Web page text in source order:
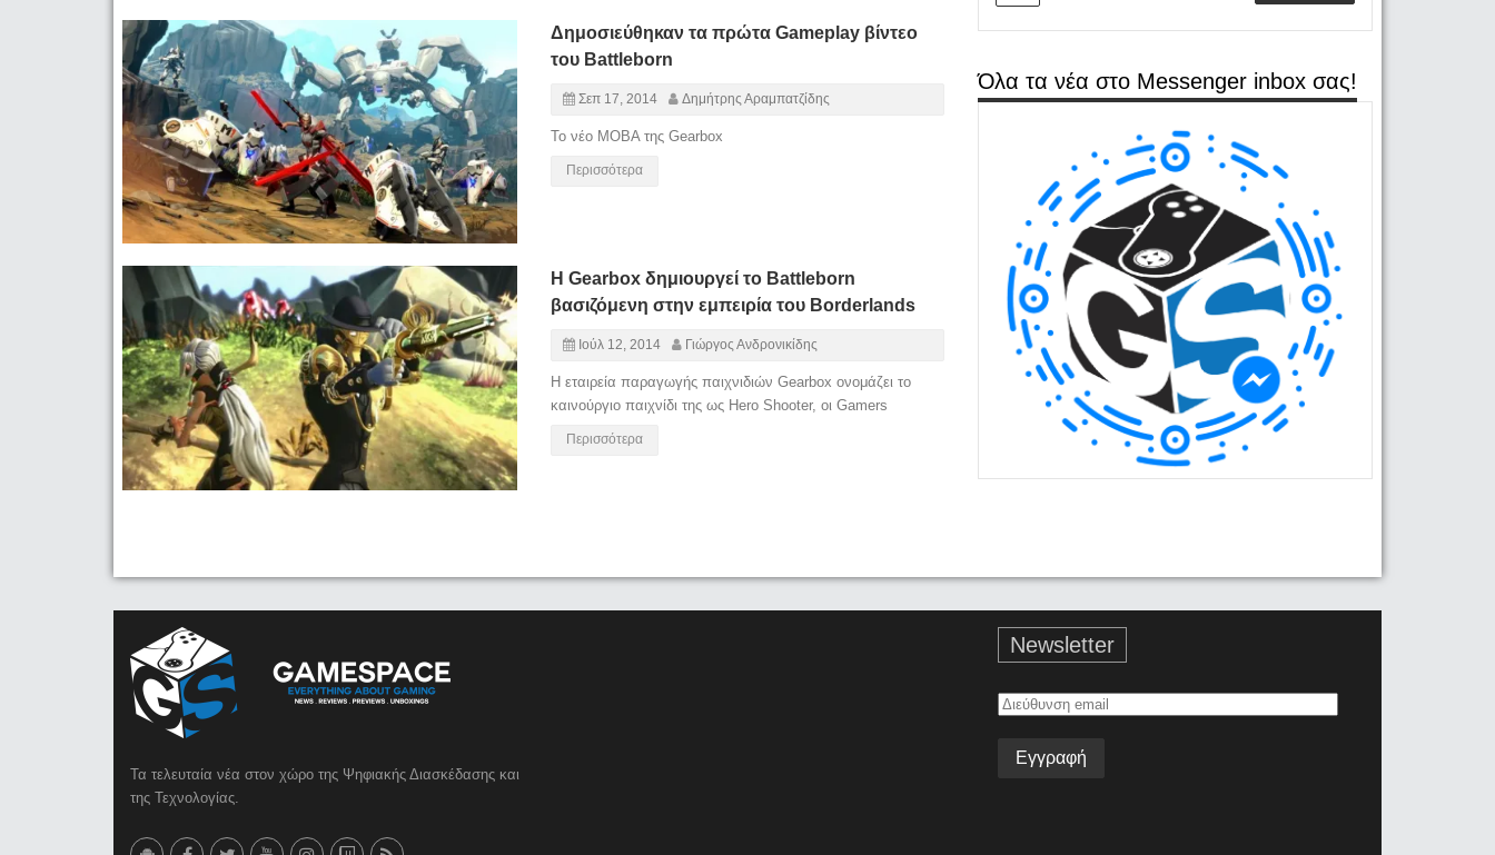
Δημοσιεύθηκαν τα πρώτα Gameplay βίντεο
του Battleborn
Σεπ 17, 2014 Δημήτρης Αραμπατζίδης
Το νέο MOBA της Gearbox
Περισσότερα
Η Gearbox δημιουργεί το Battleborn
βασιζόμενη στην εμπειρία του Borderlands
Ιούλ 12, 2014 Γιώργος Ανδρονικίδης
Η εταιρεία παραγωγής παιχνιδιών Gearbox ονομάζει το
καινούργιο παιχνίδι της ως Hero Shooter, οι Gamers
Περισσότερα
Όλα τα νέα στο Messenger inbox σας!
Τα τελευταία νέα στον χώρο της Ψηφιακής Διασκέδασης και
της Τεχνολογίας.
Newsletter
Διεύθυνση